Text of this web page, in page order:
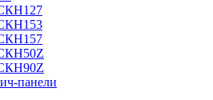
панели